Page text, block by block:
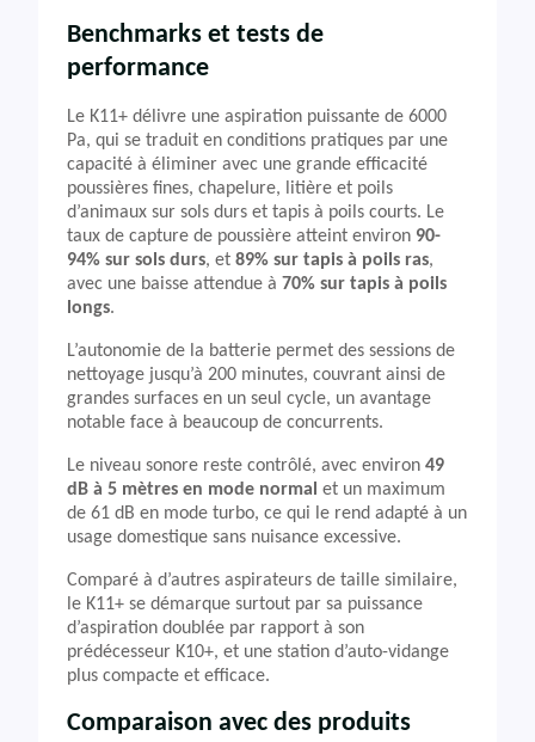
Benchmarks et tests de
performance
Le K11+ délivre une aspiration puissante de 6000
Pa, qui se traduit en conditions pratiques par une
capacité à éliminer avec une grande efficacité
poussières fines, chapelure, litière et poils
d’animaux sur sols durs et tapis à poils courts. Le
taux de capture de poussière atteint environ 90-
94% sur sols durs, et 89% sur tapis à poils ras,
avec une baisse attendue à 70% sur tapis à poils
longs.
L’autonomie de la batterie permet des sessions de
nettoyage jusqu’à 200 minutes, couvrant ainsi de
grandes surfaces en un seul cycle, un avantage
notable face à beaucoup de concurrents.
Le niveau sonore reste contrôlé, avec environ 49
dB à 5 mètres en mode normal et un maximum
de 61 dB en mode turbo, ce qui le rend adapté à un
usage domestique sans nuisance excessive.
Comparé à d’autres aspirateurs de taille similaire,
le K11+ se démarque surtout par sa puissance
d’aspiration doublée par rapport à son
prédécesseur K10+, et une station d’auto-vidange
plus compacte et efficace.
Comparaison avec des produits